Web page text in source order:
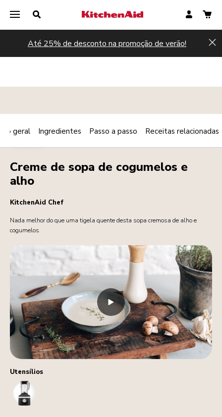
Até 25% de desconto na promoção de verão!
Utensílios
Blender
QUENTE Print
Creme de sopa de cogumelos e
alho
KitchenAid Chef
Nada melhor do que uma tigela quente desta sopa cremosa de alho e
cogumelos.
geral Ingredientes Passo a passo Receitas relacionadas